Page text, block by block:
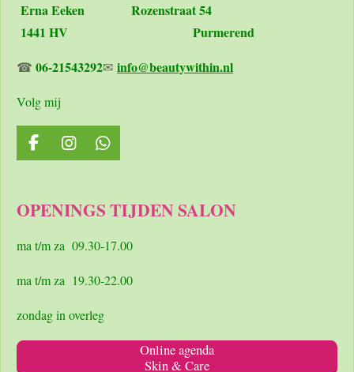
Erna Eeken Rozenstraat 54
1441 HV Purmerend
☎ 06-21543292✉ info@beautywithin.nl
Volg mij
F
a
b
o
I
n
a
r
m
W
h
s
p
OPENINGS TIJDEN SALON
ma t/m za 09.30-17.00
ma t/m za 19.30-22.00
zondag in overleg
Online agenda
Skin & Care